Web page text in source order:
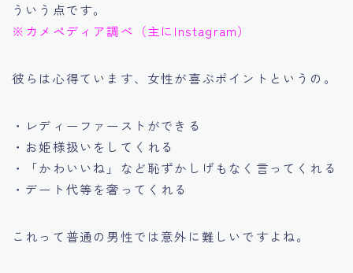
ういう点です。
※カメペディア調べ（主にInstagram）
彼らは心得ています、女性が喜ぶポイントというの。
・レディーファーストができる
・お姫様扱いをしてくれる
・「かわいいね」など恥ずかしげもなく言ってくれる
・デート代等を奢ってくれる
これって普通の男性では意外に難しいですよね。